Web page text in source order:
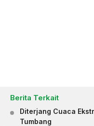
Berita Terkait
Diterjang Cuaca
Tumbang